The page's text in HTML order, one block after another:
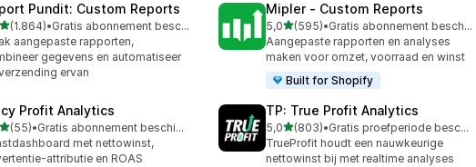
Pundit: Custom Reports
van 5 sterren
(1.864)
recensies in totaal
•
Gratis abonnement beschikbaar
aangepaste rapporten,
gegevens en automatiseer
ervan
Mipler ‑ Custom Reports
5,0van 5 sterren
(595)
595 recensies in totaal
•
Gratis abonnement beschikbaar
Aangepaste rapporten en analyses
maken voor omzet, voorraad en winst
Built for Shopify
Profit Analytics
van 5 sterren
(55) in totaal
•
Gratis abonnement beschikbaar
met nettowinst,
attributie en ROAS
TP: True Profit Analytics
5,0van 5 sterren
(803)
803 recensies in totaal
•
Gratis proefperiode beschikbaar
TrueProfit houdt een nauwkeurige
nettowinst bij met realtime analyses